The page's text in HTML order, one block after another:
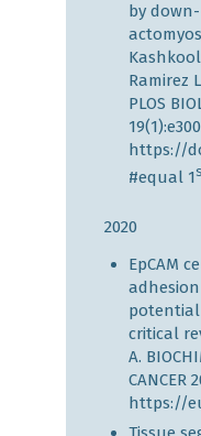
by
Ramirez
PLOS
https://
#equal 1
2020
EpCAM
potential
critical
A.
CANCER
https://